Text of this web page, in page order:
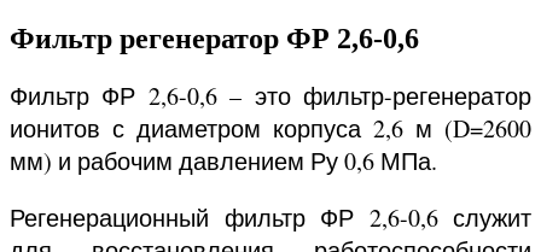
Фильтр регенератор ФР 2,6-0,6
Фильтр ФР 2,6-0,6 – это фильтр-регенератор
ионитов с диаметром корпуса 2,6 м (D=2600
мм) и рабочим давлением Ру 0,6 МПа.
Регенерационный фильтр ФР 2,6-0,6 служит